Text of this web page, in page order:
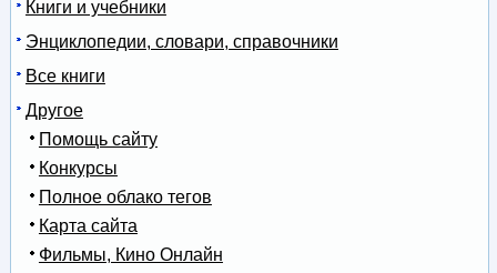
Книги и учебники
Энциклопедии, словари, справочники
Все книги
Другое
Помощь сайту
Конкурсы
Полное облако тегов
Карта сайта
Фильмы, Кино Онлайн